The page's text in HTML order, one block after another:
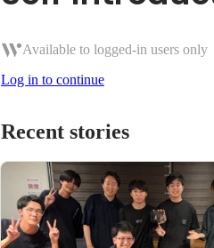
Available to logged-in users only
Log in to continue
Recent stories